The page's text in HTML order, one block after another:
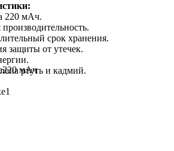
220 мАч.
срок хранения.
защиты от утечек.
ртуть и кадмий.
220 мАч
1